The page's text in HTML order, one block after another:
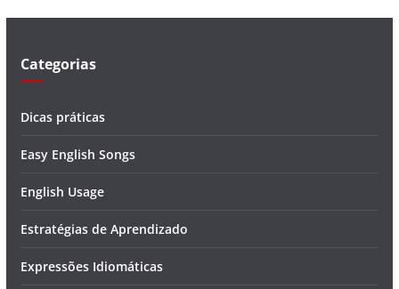
Categorias
Dicas práticas
Easy English Songs
English Usage
Estratégias de Aprendizado
Expressões Idiomáticas